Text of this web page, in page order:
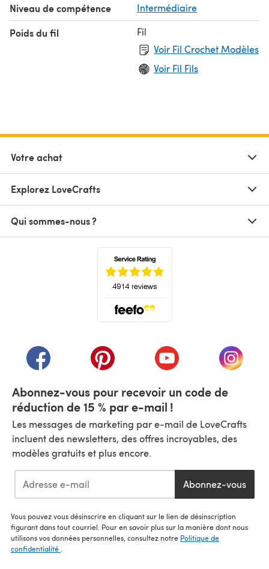
Niveau de compétence Intermédiaire
Poids du fil
Fil
Voir Fil Crochet Modèles
Voir Fil Fils
Votre achat
Explorez LoveCrafts
Qui sommes-nous ?
(s'ouvre dans un nouvel onglet)
(s'ouvre dans un nouvel onglet)
(s'ouvre dans un(s'ouvre
Abonnez-vous pour recevoir un code de
réduction de 15 % par e-mail !
Les messages de marketing par e-mail de LoveCrafts
incluent des newsletters, des offres incroyables, des
modèles gratuits et plus encore.
Abonnez-vous
Vous pouvez vous désinscrire en cliquant sur le lien de désinscription
figurant dans tout courriel. Pour en savoir plus sur la manière dont nous
utilisons vos données personnelles, consultez notre Politique de
confidentialité